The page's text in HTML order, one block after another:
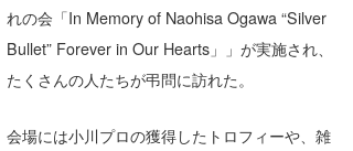
れの会「In Memory of Naohisa Ogawa “Silver
Bullet” Forever in Our Hearts」」が実施され、
たくさんの人たちが弔問に訪れた。
会場には小川プロの獲得したトロフィーや、雑
arukasvision
DELTA FORCE SURF
CBA Films
嵯峨明日香
進士剛光
田原啓江
+☆maki☆+
Aichan
chan-U